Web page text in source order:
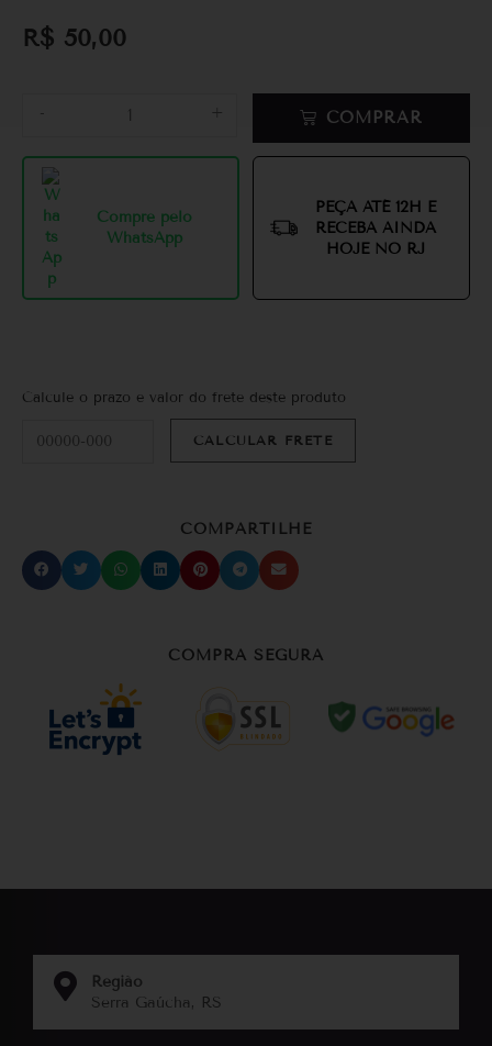
R$ 50,00
- + COMPRAR
Compre pelo
WhatsApp
PEÇA ATÉ 12H E
RECEBA AINDA
HOJE NO RJ
Calcule o prazo e valor do frete deste produto
COMPARTILHE
COMPRA SEGURA
Região
Serra Gaúcha, RS